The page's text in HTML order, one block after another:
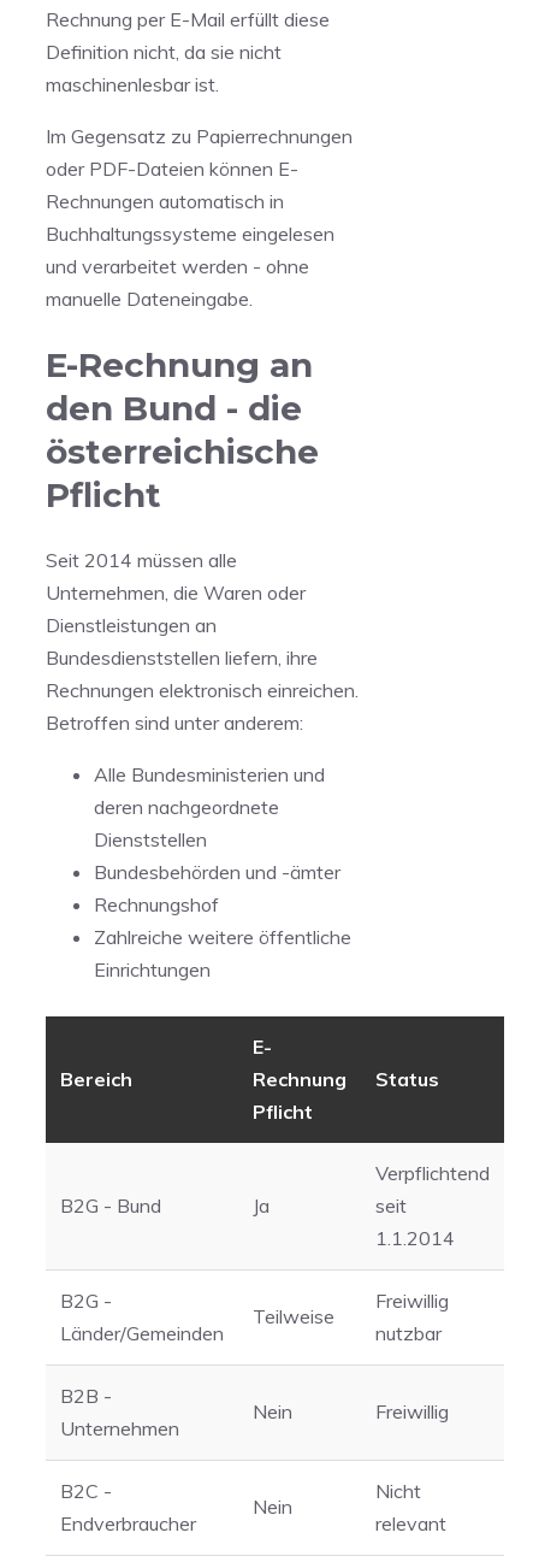
Rechnung per E-Mail erfüllt diese
Definition nicht, da sie nicht
maschinenlesbar ist.
Im Gegensatz zu Papierrechnungen
oder PDF-Dateien können E-
Rechnungen automatisch in
Buchhaltungssysteme eingelesen
und verarbeitet werden - ohne
manuelle Dateneingabe.
E-Rechnung an
den Bund - die
österreichische
Pflicht
Seit 2014 müssen alle
Unternehmen, die Waren oder
Dienstleistungen an
Bundesdienststellen liefern, ihre
Rechnungen elektronisch einreichen.
Betroffen sind unter anderem:
Alle Bundesministerien und
deren nachgeordnete
Dienststellen
Bundesbehörden und -ämter
Rechnungshof
Zahlreiche weitere öffentliche
Einrichtungen
Bereich
E-
Rechnung
Pflicht
Status
B2G - Bund Ja
Verpflichtend
seit
1.1.2014
B2G -
Länder/Gemeinden
Teilweise
Freiwillig
nutzbar
B2B -
Unternehmen
Nein Freiwillig
B2C -
Endverbraucher
Nein
Nicht
relevant